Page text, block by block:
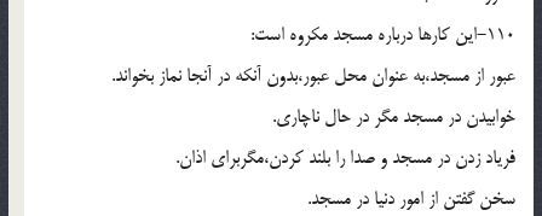
110-این کارها درباره مسجد مکروه است:
عبور از مسجد،به عنوان محل عبور،بدون آنکه در آنجا نماز بخواند.
خوابیدن در مسجد مگر در حال ناچارى.
فریاد زدن در مسجد و صدا را بلند کردن،مگربراى اذان.
سخن گفتن از امور دنیا در مسجد.